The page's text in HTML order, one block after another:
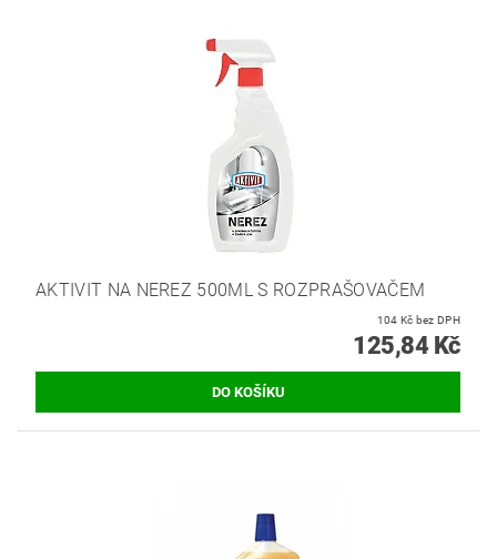
AKTIVIT NA NEREZ 500ML S ROZPRAŠOVAČEM
104 Kč bez DPH
125,84 Kč